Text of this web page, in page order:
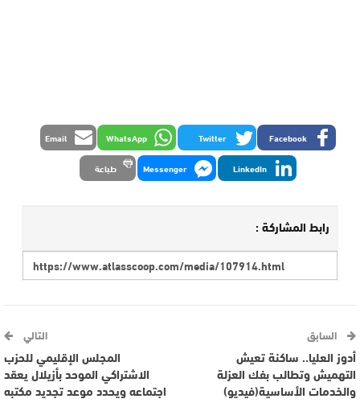
Facebook
Twitter
WhatsApp
Email
LinkedIn
Messenger طباعة
رابط المشاركة :
السابق
أدوز العليا.. ساكنة تعيش
التهميش وتطالب بفك العزلة
والخدمات الأساسية(فيديو)
التالي
المجلس الإقليمي للحزب
الاشتراكي الموحد بأزيلال يعقد
اجتماعه ويحدد موعد تجديد مكتبه